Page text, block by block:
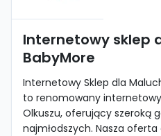
Internetowy sklep
BabyMore
Internetowy Sklep dla
to renomowany
Olkuszu, oferujący szeroką
najmłodszych. Nasza oferta